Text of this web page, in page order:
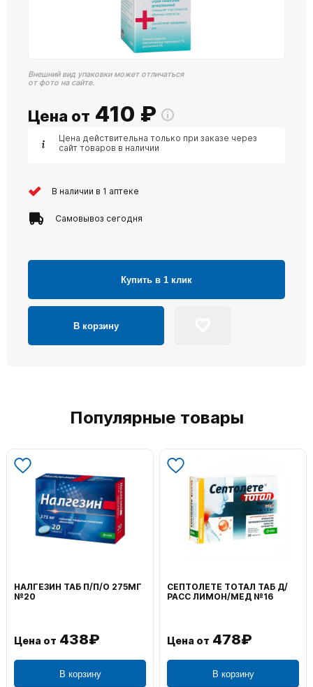
Внешний вид упаковки может отличаться
от фото на сайте.
Цена от 410 ₽
Цена действительна только при заказе через
сайт товаров в наличии
В наличии в 1 аптеке
Самовывоз сегодня
Купить в 1 клик
В корзину
Популярные товары
НАЛГЕЗИН ТАБ П/П/О 275МГ
№20
Цена от 438₽
В корзину
СЕПТОЛЕТЕ ТОТАЛ ТАБ Д/
РАСС ЛИМОН/МЕД №16
Цена от 478₽
В корзину